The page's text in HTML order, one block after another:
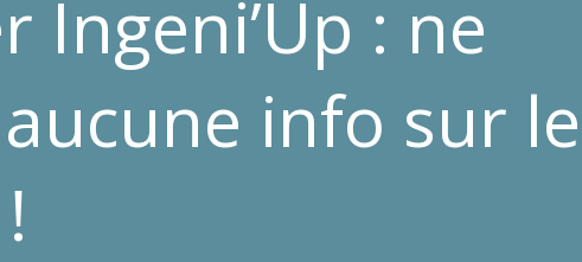
Ingeni’Up : ne
info sur le